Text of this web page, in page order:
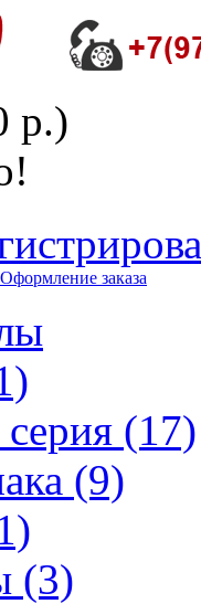
р.)
Оформление заказа
(17)
(9)
(3)